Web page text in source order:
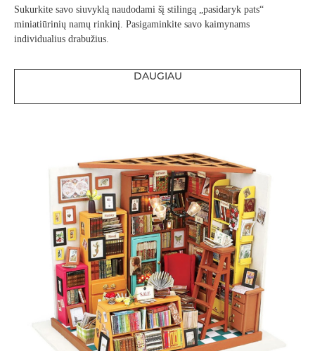
Sukurkite savo siuvyklą naudodami šį stilingą „pasidaryk pats“
miniatiūrinių namų rinkinį. Pasigaminkite savo kaimynams
individualius drabužius.
DAUGIAU